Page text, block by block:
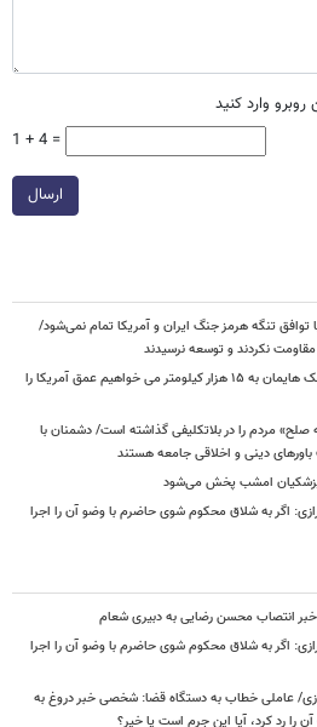
وارد کنید
1 + 4 =
ارسال
تنگه هرمز جنگ ایران و آمریکا تمام نمی‌شود/
نکردند و توسعه نرسیدند
امام‌ جمعه اهواز: با افزایش برد موشک هایمان به ۱۵ هزار کیلومتر می خواهیم عمق آمریکا را
مردم را در بلاتکلیفی گذاشته است/ دشمنان با
دینی و اخلاقی جامعه هستند
امشب پخش می‌شود
اگر به شلاق محکوم شوی حاضرم با وضو آن را اجرا
خبر انتصاب محسن رضایی به دبیری شعام
اگر به شلاق محکوم شوی حاضرم با وضو آن را اجرا
عاملی خطاب به دستگاه قضا: شخصی خبر دروغ به
را رد کرد، آیا این جرم است یا خیر؟